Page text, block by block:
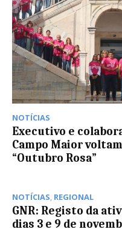
NOTÍCIAS
Executivo e
Campo Maior
“Outubro Rosa”
NOTÍCIAS, REGIONAL
GNR: Registo da
dias 3 e 9 de